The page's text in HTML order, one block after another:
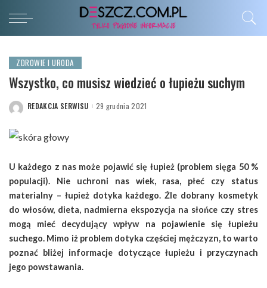
ZDROWIE I URODA
Wszystko, co musisz wiedzieć o łupieżu suchym
POSTED
REDAKCJA SERWISU 29 grudnia 2021
U każdego z nas może pojawić się łupież (problem sięga 50 %
populacji). Nie uchroni nas wiek, rasa, płeć czy status
materialny – łupież dotyka każdego. Źle dobrany kosmetyk
do włosów, dieta, nadmierna ekspozycja na słońce czy stres
mogą mieć decydujący wpływ na pojawienie się łupieżu
suchego. Mimo iż problem dotyka częściej mężczyzn, to warto
poznać bliżej informacje dotyczące łupieżu i przyczynach
jego powstawania.